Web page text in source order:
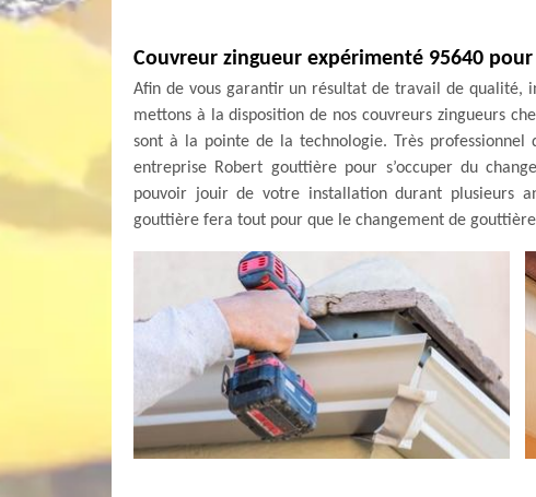
Couvreur zingueur expérimenté 95640
Afin de vous garantir un résultat de travail de qualité,
mettons à la disposition de nos couvreurs zingueurs
sont à la pointe de la technologie. Très professionnel
entreprise Robert gouttière pour s’occuper du
pouvoir jouir de votre installation durant plusieurs
gouttière fera tout pour que le changement de